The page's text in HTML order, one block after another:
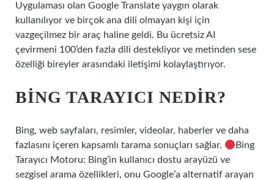
Uygulaması olan Google Translate yaygın olarak
kullanılıyor ve birçok ana dili olmayan kişi için
vazgeçilmez bir araç haline geldi. Bu ücretsiz AI
çevirmeni 100’den fazla dili destekliyor ve metinden sese
özelliği bireyler arasındaki iletişimi kolaylaştırıyor.
BING TARAYICI NEDIR?
Bing, web sayfaları, resimler, videolar, haberler ve daha
fazlasını içeren kapsamlı tarama sonuçları sağlar.
Bing
Tarayıcı Motoru: Bing’in kullanıcı dostu arayüzü ve
sezgisel arama özellikleri, onu Google’a alternatif arayan